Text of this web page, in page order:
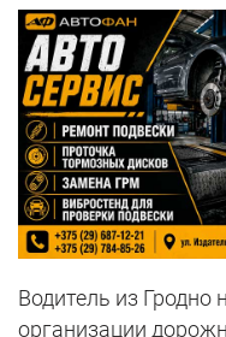
Водитель из Гродно
организации